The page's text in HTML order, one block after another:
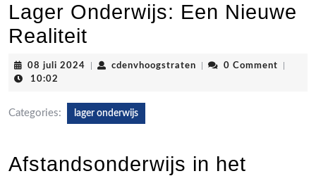
Lager Onderwijs: Een Nieuwe
Realiteit
08 juli 2024 08
cdenvhoogstraten cdenvhoogstraten
0 Comment
10:02
Categories: lager onderwijs
Afstandsonderwijs in het